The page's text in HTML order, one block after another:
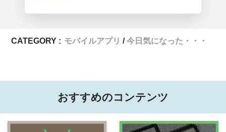
CATEGORY : モバイルアプリ 今日気になった・・・
おすすめのコンテンツ